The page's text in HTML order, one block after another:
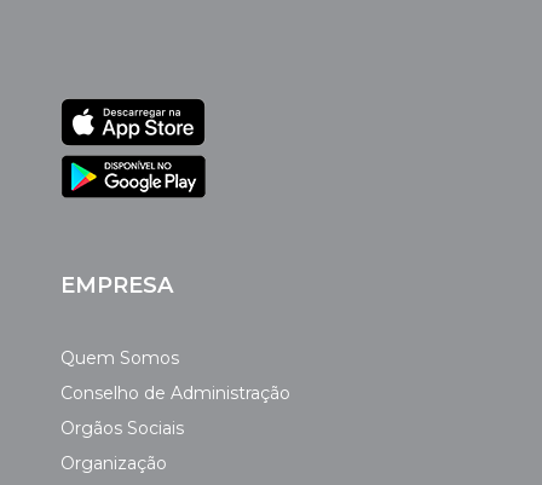
EMPRESA
Quem Somos
Conselho de Administração
Orgãos Sociais
Organização